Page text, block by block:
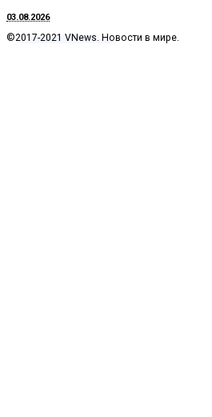
03.08.2026
©2017-2021 VNews. Новости в мире.